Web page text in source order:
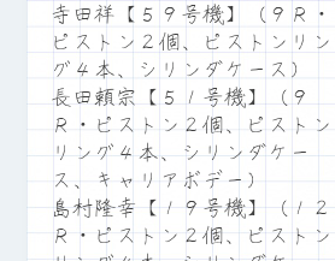
寺田祥【５９号機】（９Ｒ・
ピストン２個、ピストンリン
グ４本、シリンダケース）
長田頼宗【５１号機】（９
Ｒ・ピストン２個、ピストン
リング４本、シリンダケー
ス、キャリアボデー）
島村隆幸【１９号機】（１２
Ｒ・ピストン２個、ピストン